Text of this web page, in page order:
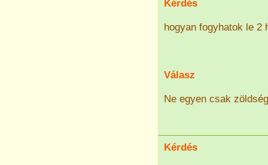
Kérdés
hogyan fogyhatok le 2
Válasz
Ne egyen csak
Kérdés